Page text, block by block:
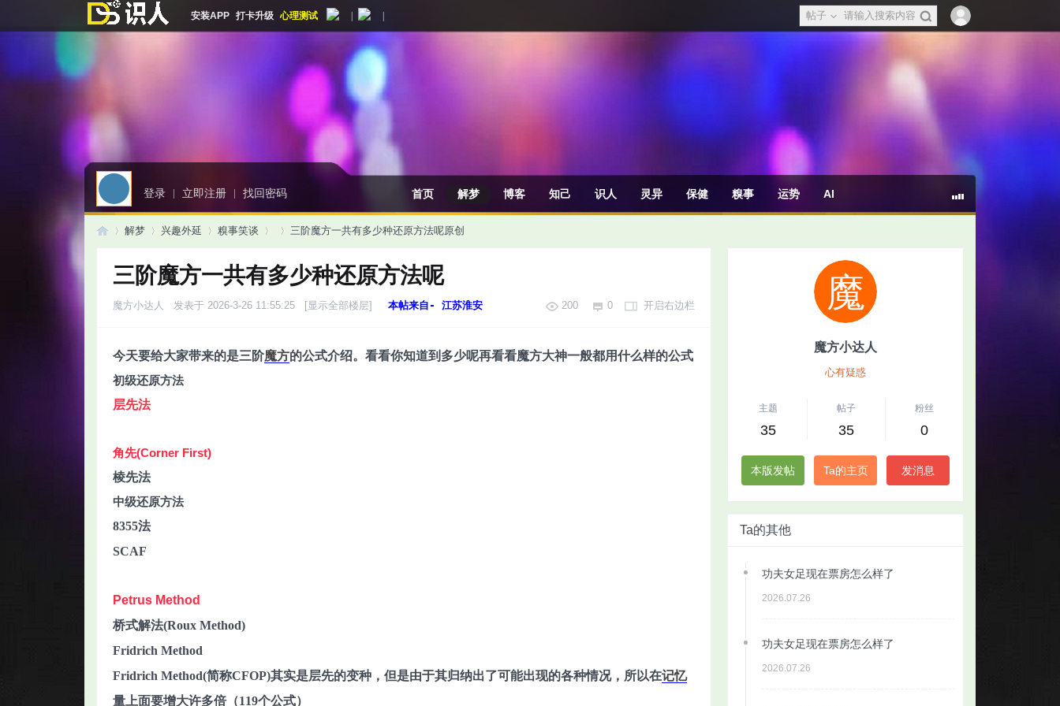
安装APP 打卡升级 心理测试 帖子
登录 | 立即注册 | 找回密码 首页 解梦 博客 知己 识人 灵异 保健 糗事 运势 AI
解梦 兴趣外延 糗事笑谈 原创
三阶魔方一共有多少种还原方法呢
魔方小达人
心有疑惑
主题
35
帖子
35
粉丝
0
本版发帖 Ta的主页 发消息
Ta的其他
功夫女足现在票房怎么样了
2026.07.26
功夫女足现在票房怎么样了
2026.07.26
三阶魔方一共有多少种还原方法呢
魔方小达人 发表于 2026-3-26 11:55:25 [显示全部楼层] 本帖来自- 江苏淮安 开启右边栏
200 0
今天要给大家带来的是三阶魔方的公式介绍。 看看你知道到多少呢再看看魔方大神一般都用什么样的公式
初级还原方法
层先法
角先(Corner First)
棱先法
中级还原方法
8355法
SCAF
Petrus Method
桥式解法(Roux Method)
Fridrich Method
Fridrich Method(简称CFOP)其实是层先的变种，但是由于其归纳出了可能出现的各种情况，所以在记忆
量上面要增大许多倍（119个公式）